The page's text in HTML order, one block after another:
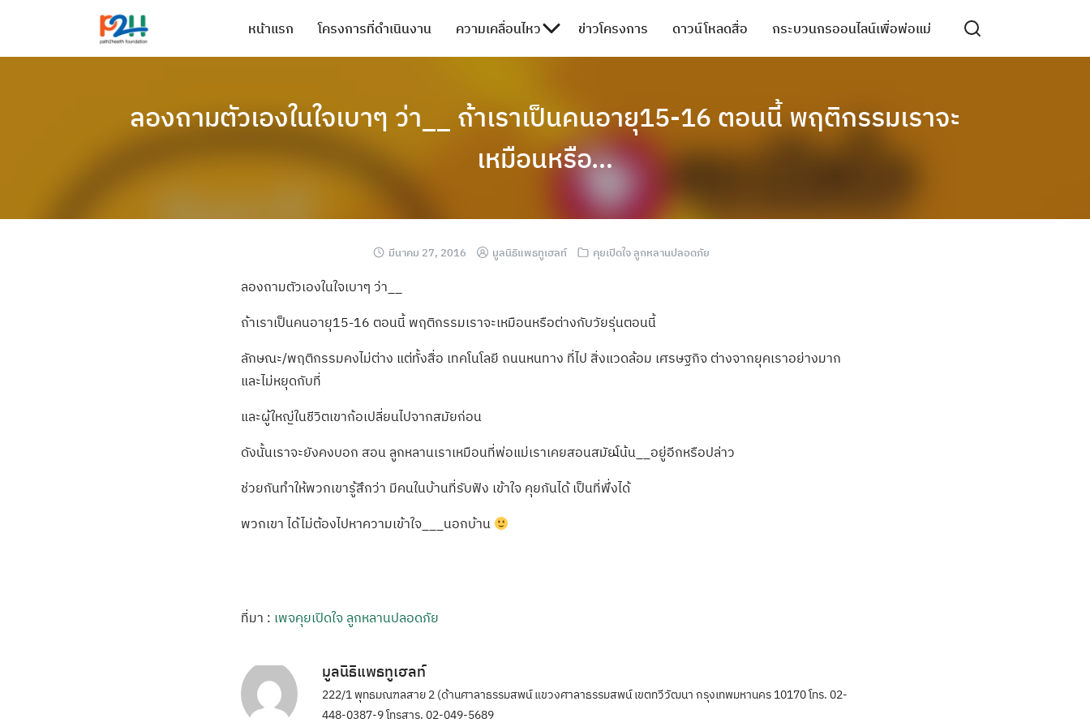
หน้าแรก โครงการที่ดำเนินงาน ความเคลื่อนไหว ข่าวโครงการ ดาวน์โหลดสื่อ กระบวนกรออนไลน์เพื่อพ่อแม่
ลองถามตัวเองในใจเบาๆ ว่า__ ถ้าเราเป็นคนอายุ15-16 ตอนนี้ พฤติกรรมเราจะ
เหมือนหรือ…
มีนาคม 27, 2016 มูลนิธิแพธทูเฮลท์ คุยเปิดใจ ลูกหลานปลอดภัย
ลองถามตัวเองในใจเบาๆ ว่า__
ถ้าเราเป็นคนอายุ15-16 ตอนนี้ พฤติกรรมเราจะเหมือนหรือต่างกับวัยรุ่นตอนนี้
ลักษณะ/พฤติกรรมคงไม่ต่าง แต่ทั้งสื่อ เทคโนโลยี ถนนหนทาง ที่ไป สิ่งแวดล้อม เศรษฐกิจ ต่างจากยุคเราอย่างมาก
และไม่หยุดกับที่
และผู้ใหญ่ในชีวิตเขาก้อเปลี่ยนไปจากสมัยก่อน
ดังนั้นเราจะยังคงบอก สอน ลูกหลานเราเหมือนที่พ่อแม่เราเคยสอนสมัยโ้น้น__อยู่อีกหรือปล่าว
ช่วยกันทำให้พวกเขารู้สึกว่า มีคนในบ้านที่รับฟัง เข้าใจ คุยกันได้ เป็นที่พึ่งได้
พวกเขา ได้ไม่ต้องไปหาความเข้าใจ___นอกบ้าน
ที่มา : เพจคุยเปิดใจ ลูกหลานปลอดภัย
มูลนิธิแพธทูเฮลท์
222/1 พุทธมณฑลสาย 2 (ด้านศาลาธรรมสพน์ แขวงศาลาธรรมสพน์ เขตทวีวัฒนา กรุงเทพมหานคร 10170 โทร. 02-
448-0387-9 โทรสาร. 02-049-5689